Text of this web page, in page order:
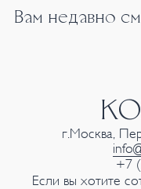
Вам недавно
г.Москва,
+7
Если вы хотите